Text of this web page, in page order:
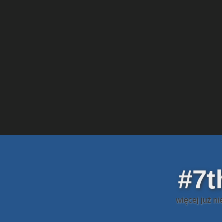
więcej już